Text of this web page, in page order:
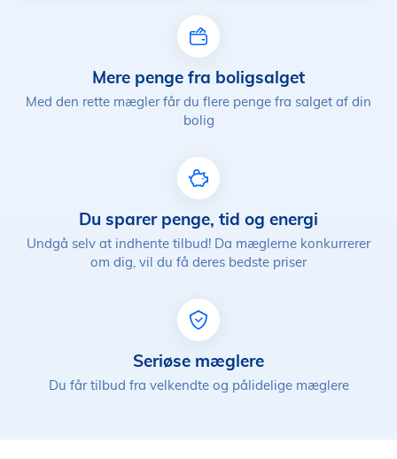
Mere penge fra boligsalget
Med den rette mægler får du flere penge fra salget af din
bolig
Du sparer penge, tid og energi
Undgå selv at indhente tilbud! Da mæglerne konkurrerer
om dig, vil du få deres bedste priser
Seriøse mæglere
Du får tilbud fra velkendte og pålidelige mæglere